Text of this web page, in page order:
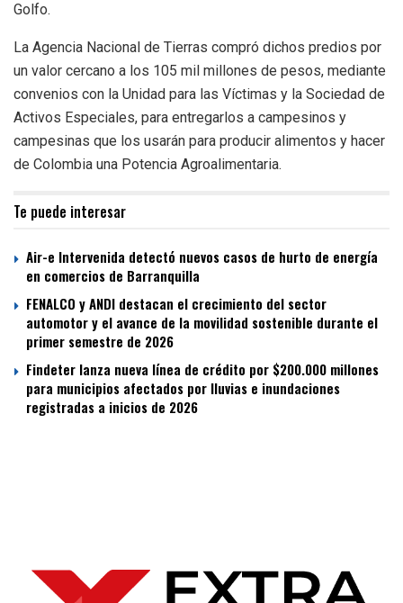
Golfo.
La Agencia Nacional de Tierras compró dichos predios por
un valor cercano a los 105 mil millones de pesos, mediante
convenios con la Unidad para las Víctimas y la Sociedad de
Activos Especiales, para entregarlos a campesinos y
campesinas que los usarán para producir alimentos y hacer
de Colombia una Potencia Agroalimentaria.
Te puede interesar
Air-e Intervenida detectó nuevos casos de hurto de energía
en comercios de Barranquilla
FENALCO y ANDI destacan el crecimiento del sector
automotor y el avance de la movilidad sostenible durante el
primer semestre de 2026
Findeter lanza nueva línea de crédito por $200.000 millones
para municipios afectados por lluvias e inundaciones
registradas a inicios de 2026